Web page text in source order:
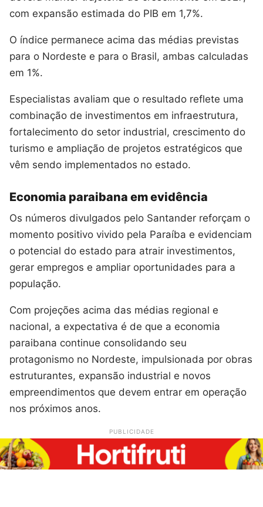
com expansão estimada do PIB em 1,7%.
O índice permanece acima das médias previstas
para o Nordeste e para o Brasil, ambas calculadas
em 1%.
Especialistas avaliam que o resultado reflete uma
combinação de investimentos em infraestrutura,
fortalecimento do setor industrial, crescimento do
turismo e ampliação de projetos estratégicos que
vêm sendo implementados no estado.
Economia paraibana em evidência
Os números divulgados pelo Santander reforçam o
momento positivo vivido pela Paraíba e evidenciam
o potencial do estado para atrair investimentos,
gerar empregos e ampliar oportunidades para a
população.
Com projeções acima das médias regional e
nacional, a expectativa é de que a economia
paraibana continue consolidando seu
protagonismo no Nordeste, impulsionada por obras
estruturantes, expansão industrial e novos
empreendimentos que devem entrar em operação
nos próximos anos.
PUBLICIDADE